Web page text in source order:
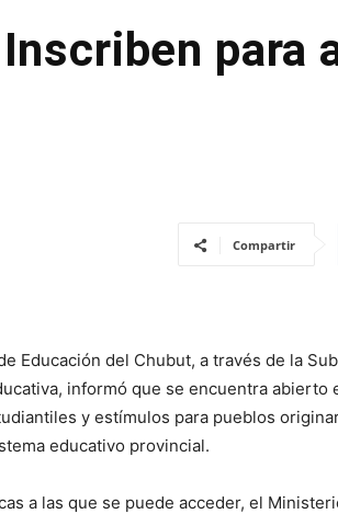
Inscriben para
Compartir
Educación del Chubut, a través de la
informó que se encuentra
y estímulos para pueblos
educativo provincial.
a las que se puede acceder, el